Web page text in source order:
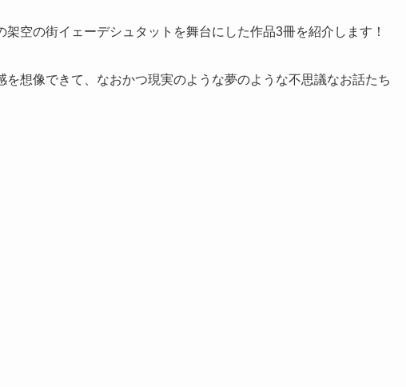
空の街イェーデシュタットを舞台にした作品3冊を紹介します！
想像できて、なおかつ現実のような夢のような不思議なお話たち